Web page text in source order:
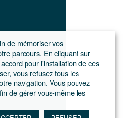
de mémoriser vos
parcours. En cliquant sur
pour l'installation de ces
vous refusez tous les
navigation. Vous pouvez
de gérer vous-même les